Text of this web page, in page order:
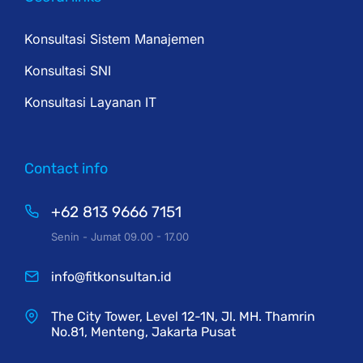
Konsultasi Sistem Manajemen
Konsultasi SNI
Konsultasi Layanan IT
Contact info
+62 813 9666 7151
Senin - Jumat 09.00 - 17.00
info@fitkonsultan.id
The City Tower, Level 12-1N, Jl. MH. Thamrin
No.81, Menteng, Jakarta Pusat